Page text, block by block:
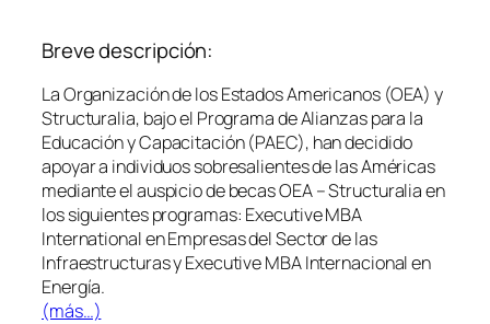
Breve descripción:
La Organización de los Estados Americanos (OEA) y
Structuralia, bajo el Programa de Alianzas para la
Educación y Capacitación (PAEC), han decidido
apoyar a individuos sobresalientes de las Américas
mediante el auspicio de becas OEA – Structuralia en
los siguientes programas: Executive MBA
International en Empresas del Sector de las
Infraestructuras y Executive MBA Internacional en
Energía.
(más…)